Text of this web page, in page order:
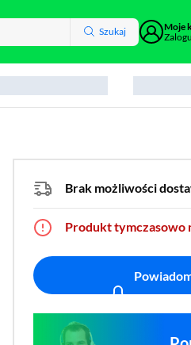
Szukaj
Moje
Brak możliwości
Produkt tymczasowo